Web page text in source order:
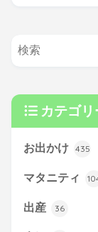
カテゴリ
お出かけ 435
マタニティ
出産 36